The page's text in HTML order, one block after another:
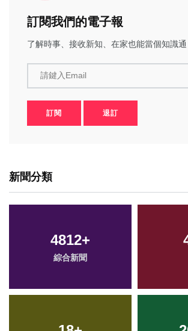
訂閱我們的電子報
了解時事、接收新知、在家也能當個知識通
請鍵入Email
訂閱 退訂
新聞分類
4812+
綜合新聞